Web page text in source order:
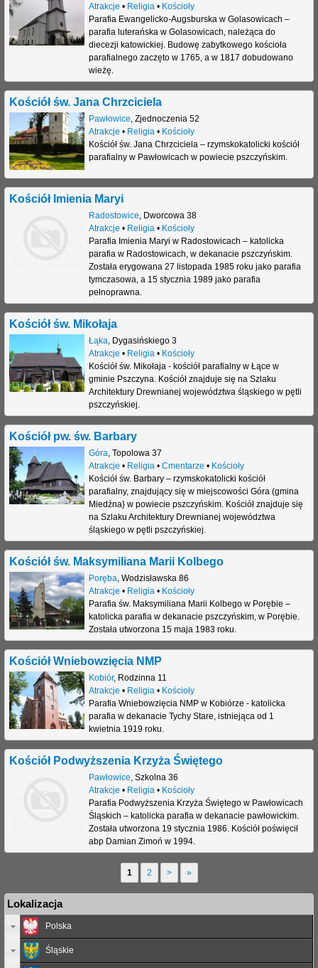
Atrakcje • Religia• Kościoły
Parafia Ewangelicko-Augsburska w Golasowicach –
parafia luterańska w Golasowicach, należąca do
diecezji katowickiej. Budowę zabytkowego kościoła
parafialnego zaczęto w 1765, a w 1817 dobudowano
wieżę.
Kościół św. Jana Chrzciciela
Pawłowice, Zjednoczenia 52
Atrakcje • Religia• Kościoły
Kościół św. Jana Chrzciciela – rzymskokatolicki kościół
parafialny w Pawłowicach w powiecie pszczyńskim.
Kościół Imienia Maryi
Radostowice, Dworcowa 38
Atrakcje • Religia• Kościoły
Parafia Imienia Maryi w Radostowicach – katolicka
parafia w Radostowicach, w dekanacie pszczyńskim.
Została erygowana 27 listopada 1985 roku jako parafia
tymczasowa, a 15 stycznia 1989 jako parafia
pełnoprawna.
Kościół św. Mikołaja
Łąka, Dygasińskiego 3
Atrakcje • Religia• Kościoły
Kościół św. Mikołaja - kościół parafialny w Łące w
gminie Pszczyna. Kościół znajduje się na Szlaku
Architektury Drewnianej województwa śląskiego w pętli
pszczyńskiej.
Kościół pw. św. Barbary
Góra, Topolowa 37
Atrakcje • Religia• Cmentarze • Kościoły
Kościół św. Barbary – rzymskokatolicki kościół
parafialny, znajdujący się w miejscowości Góra (gmina
Miedźna} w powiecie pszczyńskim. Kościół znajduje się
na Szlaku Architektury Drewnianej województwa
śląskiego w pętli pszczyńskiej.
Kościół św. Maksymiliana Marii Kolbego
Poręba, Wodzisławska 86
Atrakcje • Religia• Kościoły
Parafia św. Maksymiliana Marii Kolbego w Porębie –
katolicka parafia w dekanacie pszczyńskim, w Porębie.
Została utworzona 15 maja 1983 roku.
Kościół Wniebowzięcia NMP
Kobiór, Rodzinna 11
Atrakcje • Religia • Kościoły
Parafia Wniebowzięcia NMP w Kobiórze - katolicka
parafia w dekanacie Tychy Stare, istniejąca od 1
kwietnia 1919 roku.
Kościół Podwyższenia Krzyża Świętego
Pawłowice Szkolna 36
Atrakcje • Religia • Kościoły
Parafia Podwyższenia Krzyża Świętego w Pawłowicach
Śląskich – katolicka parafia w dekanacie pawłowickim.
Została utworzona 19 stycznia 1986. Kościół poświęcił
abp Damian Zimoń w 1994.
o
1 2 > »
Lokalizacja
Polska
Śląskie